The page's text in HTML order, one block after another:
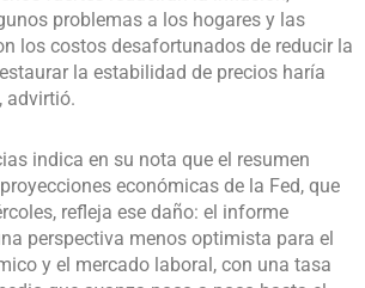
problemas a los hogares y las
los costos desafortunados de reducir la
la estabilidad de precios haría
advirtió.
indica en su nota que el resumen
económicas de la Fed, que
refleja ese daño: el informe
perspectiva menos optimista para el
y el mercado laboral, con una tasa